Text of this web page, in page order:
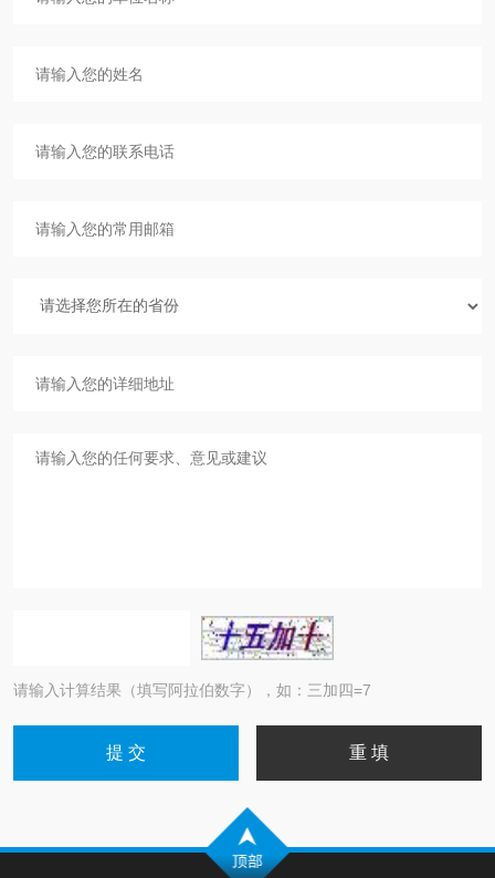
请输入计算结果（填写阿拉伯数字），如：三加四=7